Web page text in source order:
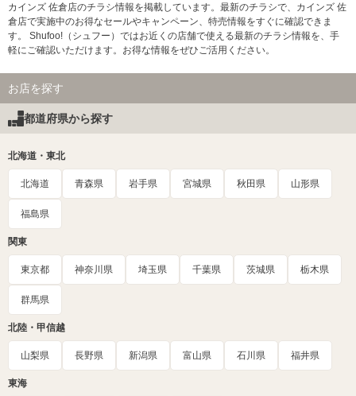
カインズ 佐倉店のチラシ情報を掲載しています。最新のチラシで、カインズ 佐
倉店で実施中のお得なセールやキャンペーン、特売情報をすぐに確認できま
す。 Shufoo!（シュフー）ではお近くの店舗で使える最新のチラシ情報を、手
軽にご確認いただけます。お得な情報をぜひご活用ください。
お店を探す
都道府県から探す
北海道・東北
北海道 青森県 岩手県 宮城県 秋田県 山形県
福島県
関東
東京都 神奈川県 埼玉県 千葉県 茨城県 栃木県
群馬県
北陸・甲信越
山梨県 長野県 新潟県 富山県 石川県 福井県
東海